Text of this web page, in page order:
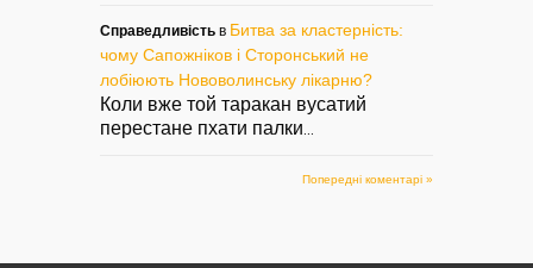
Справедливість в Битва за кластерність:
чому Сапожніков і Сторонський не
лобіюють Нововолинську лікарню?
Коли вже той таракан вусатий
перестане пхати палки
Попередні коментарі »